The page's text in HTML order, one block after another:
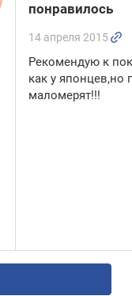
понравилось
14 апреля 2015
Рекомендую к
как у японцев,но
маломерят!!!